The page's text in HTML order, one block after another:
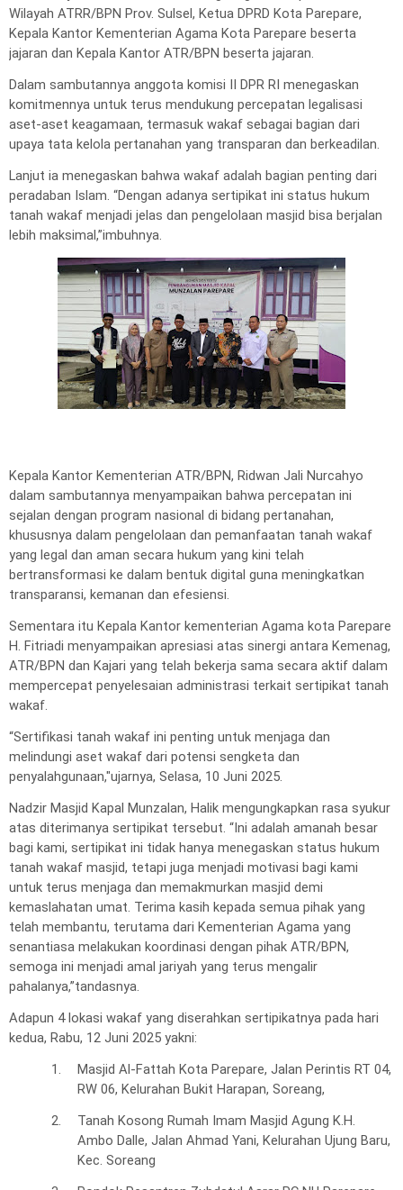
Wilayah ATRR/BPN Prov. Sulsel, Ketua DPRD Kota Parepare,
Kepala Kantor Kementerian Agama Kota Parepare beserta
jajaran dan Kepala Kantor ATR/BPN beserta jajaran.
Dalam sambutannya anggota komisi II DPR RI menegaskan
komitmennya untuk terus mendukung percepatan legalisasi
aset-aset keagamaan, termasuk wakaf sebagai bagian dari
upaya tata kelola pertanahan yang transparan dan berkeadilan.
Lanjut ia menegaskan bahwa wakaf adalah bagian penting dari
peradaban Islam. “Dengan adanya sertipikat ini status hukum
tanah wakaf menjadi jelas dan pengelolaan masjid bisa berjalan
lebih maksimal,”imbuhnya.
Kepala Kantor Kementerian ATR/BPN, Ridwan Jali Nurcahyo
dalam sambutannya menyampaikan bahwa percepatan ini
sejalan dengan program nasional di bidang pertanahan,
khususnya dalam pengelolaan dan pemanfaatan tanah wakaf
yang legal dan aman secara hukum yang kini telah
bertransformasi ke dalam bentuk digital guna meningkatkan
transparansi, kemanan dan efesiensi.
Sementara itu Kepala Kantor kementerian Agama kota Parepare
H. Fitriadi menyampaikan apresiasi atas sinergi antara Kemenag,
ATR/BPN dan Kajari yang telah bekerja sama secara aktif dalam
mempercepat penyelesaian administrasi terkait sertipikat tanah
wakaf.
“Sertifikasi tanah wakaf ini penting untuk menjaga dan
melindungi aset wakaf dari potensi sengketa dan
penyalahgunaan,"ujarnya, Selasa, 10 Juni 2025.
Nadzir Masjid Kapal Munzalan, Halik mengungkapkan rasa syukur
atas diterimanya sertipikat tersebut. “Ini adalah amanah besar
bagi kami, sertipikat ini tidak hanya menegaskan status hukum
tanah wakaf masjid, tetapi juga menjadi motivasi bagi kami
untuk terus menjaga dan memakmurkan masjid demi
kemaslahatan umat. Terima kasih kepada semua pihak yang
telah membantu, terutama dari Kementerian Agama yang
senantiasa melakukan koordinasi dengan pihak ATR/BPN,
semoga ini menjadi amal jariyah yang terus mengalir
pahalanya,”tandasnya.
Adapun 4 lokasi wakaf yang diserahkan sertipikatnya pada hari
kedua, Rabu, 12 Juni 2025 yakni:
1.
Masjid Al-Fattah Kota Parepare, Jalan Perintis RT 04,
RW 06, Kelurahan Bukit Harapan, Soreang,
2.
Tanah Kosong Rumah Imam Masjid Agung K.H.
Ambo Dalle, Jalan Ahmad Yani, Kelurahan Ujung Baru,
Kec. Soreang